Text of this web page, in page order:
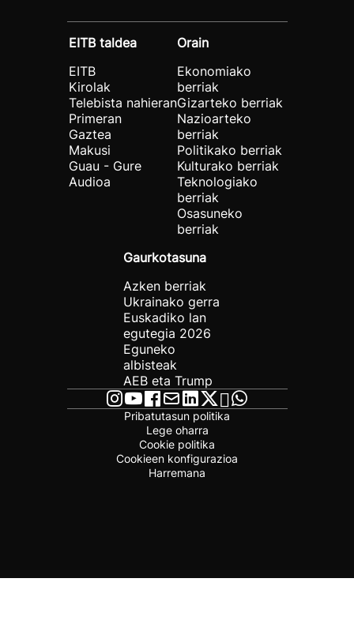
EITB taldea
EITB
Kirolak
Telebista nahieran
Primeran
Gaztea
Makusi
Guau - Gure
Audioa
Orain
Ekonomiako
berriak
Gizarteko berriak
Nazioarteko
berriak
Politikako berriak
Kulturako berriak
Teknologiako
berriak
Osasuneko
berriak
Gaurkotasuna
Azken berriak
Ukrainako gerra
Euskadiko lan
egutegia 2026
Eguneko
albisteak
AEB eta Trump
Pribatutasun politika
Lege oharra
Cookie politika
Cookieen konfigurazioa
Harremana